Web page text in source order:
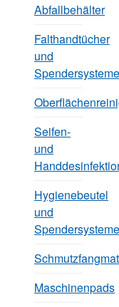
Abfallbehälter
Falthandtücher
und
Spendersysteme
Seifen-
und
Hygienebeutel
und
Spendersysteme
Maschinenpads